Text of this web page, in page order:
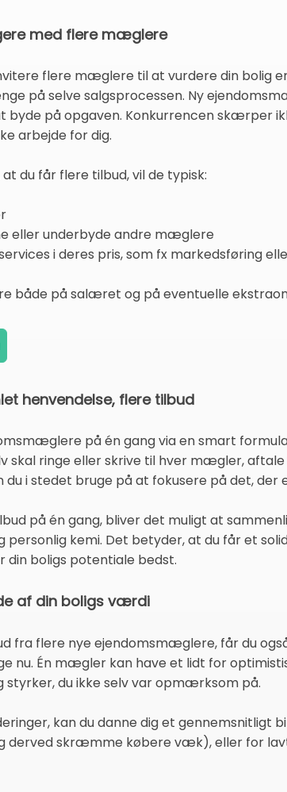
med flere mæglere
flere mæglere til at vurdere din bolig
på selve salgsprocessen. Ny
byde på opgaven. Konkurrencen skærper
arbejde for dig.
du får flere tilbud, vil de typisk:
eller underbyde andre mæglere
i deres pris, som fx markedsføring
både på salæret og på eventuelle
henvendelse, flere tilbud
på én gang via en smart
skal ringe eller skrive til hver mægler,
du i stedet bruge på at fokusere på det, der
på én gang, bliver det muligt at
personlig kemi. Det betyder, at du får et
din boligs potentiale bedst.
af din boligs værdi
fra flere nye ejendomsmæglere, får du
nu. Én mægler kan have et lidt for
styrker, du ikke selv var opmærksom på.
kan du danne dig et gennemsnitligt
derved skræmme købere væk), eller for